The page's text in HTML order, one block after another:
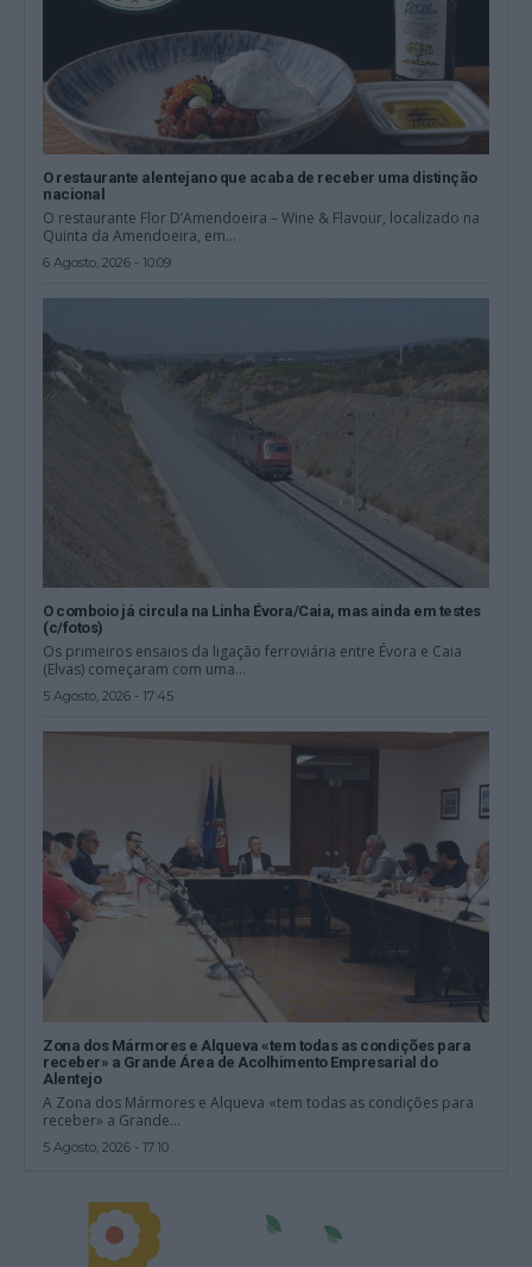
O restaurante alentejano que acaba de receber uma distinção
nacional
O restaurante Flor D’Amendoeira – Wine & Flavour, localizado na
Quinta da Amendoeira, em...
6 Agosto, 2026 - 10:09
O comboio já circula na Linha Évora/Caia, mas ainda em testes
(c/fotos)
Os primeiros ensaios da ligação ferroviária entre Évora e Caia
(Elvas) começaram com uma...
5 Agosto, 2026 - 17:45
Zona dos Mármores e Alqueva «tem todas as condições para
receber» a Grande Área de Acolhimento Empresarial do
Alentejo
A Zona dos Mármores e Alqueva «tem todas as condições para
receber» a Grande...
5 Agosto, 2026 - 17:10